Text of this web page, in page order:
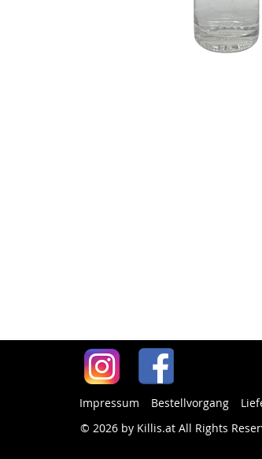
Impressum Bestellvorgang
© 2026 by Killis.at All Rights